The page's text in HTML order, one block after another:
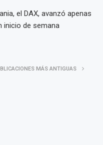
el DAX, avanzó apenas
inicio de semana
MÁS ANTIGUAS